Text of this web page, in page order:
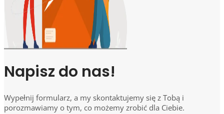
Napisz do nas!
Wypełnij formularz, a my skontaktujemy się z Tobą i
porozmawiamy o tym, co możemy zrobić dla Ciebie.